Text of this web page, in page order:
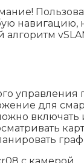
навигацию,
алгоритм
управления
для
включать